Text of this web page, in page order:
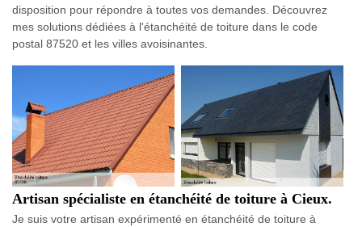
disposition pour répondre à toutes vos demandes. Découvrez
mes solutions dédiées à l'étanchéité de toiture dans le code
postal 87520 et les villes avoisinantes.
Artisan spécialiste en étanchéité de toiture à Cieux.
Je suis votre artisan expérimenté en étanchéité de toiture à